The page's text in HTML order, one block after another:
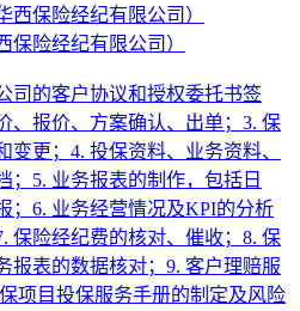
保险经纪有限公司）
司的客户协议和授权委托书签
、报价、方案确认、出单；3. 保
变更；4. 投保资料、业务资料、
；5. 业务报表的制作，包括日
；6. 业务经营情况及KPI的分析
保险经纪费的核对、催收；8. 保
报表的数据核对；9. 客户理赔服
项目投保服务手册的制定及风险